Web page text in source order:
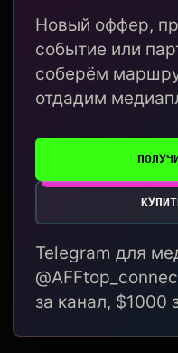
Новый оффер,
событие или
соберём
отдадим
Telegram для
за канал, $1000